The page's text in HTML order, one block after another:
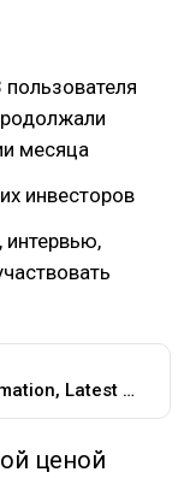
месяца
инвесторов
интервью,
Unicorns Club - Product Information, Latest Updates, and Reviews 2025 | Product Hunt
ценой